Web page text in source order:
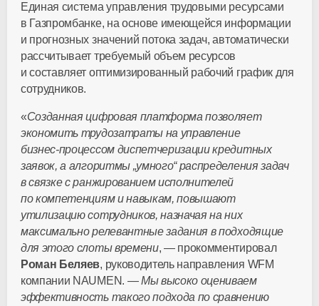
Единая система управления трудовыми ресурсами
в Газпромбанке, на основе имеющейся информации
и прогнозных значений потока задач, автоматически
рассчитывает требуемый объем ресурсов
и составляет оптимизированный рабочий график для
сотрудников.
«Созданная цифровая платформа позволяет
экономить трудозатраты на управление
бизнес-процессомдиспетчеризации кредитных
заявок, а алгоритмы „умного“ распределения задач
в связке с ранжированием исполнителей
по компетенциям и навыкам, повышают
утилизацию сотрудников, назначая на них
максимально релевантные задания в подходящие
для этого слоты времени, — прокомментировал
Роман Беляев, руководитель направления WFM
компании NAUMEN. —Мы высоко оцениваем
эффективность такого подхода по сравнению